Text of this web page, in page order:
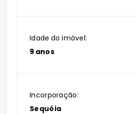
Idade do imóvel:
9 anos
Incorporação:
Sequóia